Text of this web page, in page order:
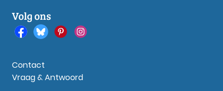
Volg ons
Contact
Vraag & Antwoord